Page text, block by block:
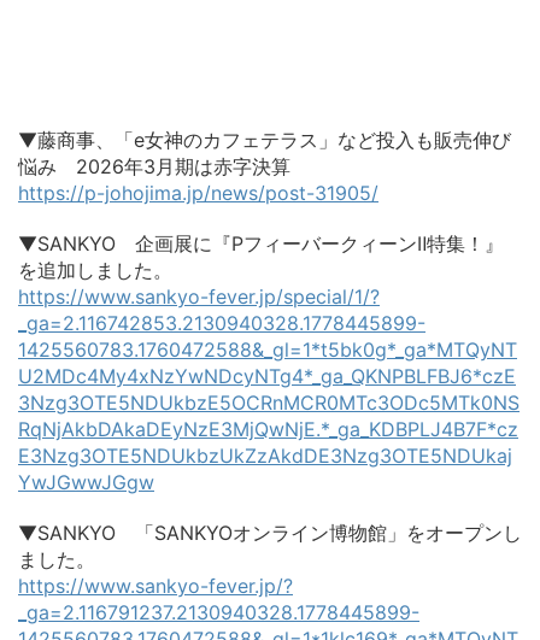
▼藤商事、「e女神のカフェテラス」など投入も販売伸び
悩み 2026年3月期は赤字決算
https://p-johojima.jp/news/post-31905/
▼SANKYO 企画展に『PフィーバークィーンⅡ特集！』
を追加しました。
https://www.sankyo-fever.jp/special/1/?
_ga=2.116742853.2130940328.1778445899-
1425560783.1760472588&_gl=1*t5bk0g*_ga*MTQyNT
U2MDc4My4xNzYwNDcyNTg4*_ga_QKNPBLFBJ6*czE
3Nzg3OTE5NDUkbzE5OCRnMCR0MTc3ODc5MTk0NS
RqNjAkbDAkaDEyNzE3MjQwNjE.*_ga_KDBPLJ4B7F*cz
E3Nzg3OTE5NDUkbzUkZzAkdDE3Nzg3OTE5NDUkaj
YwJGwwJGgw
▼SANKYO 「SANKYOオンライン博物館」をオープンし
ました。
https://www.sankyo-fever.jp/?
_ga=2.116791237.2130940328.1778445899-